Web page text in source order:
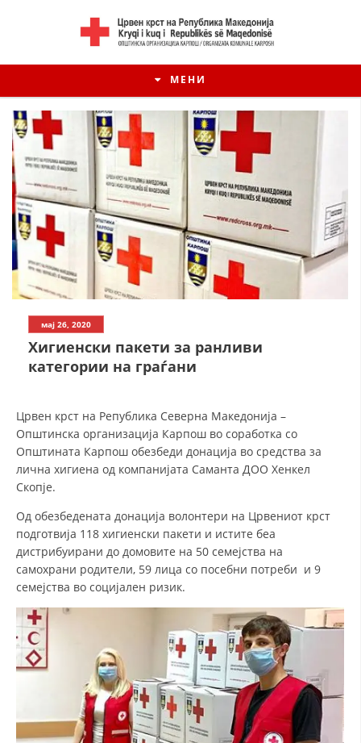
МЕНИ
СТРАТЕГИИ
ЕДУКАТИВНО ИНФОРМАТИВНИ МАТЕРИЈАЛИ
БРОШУРИ
ПРЕЗЕНТАЦИИ
мај 26, 2020
Хигиенски пакети за ранливи
категории на граѓани
Црвен крст на Република Северна Македонија –
Општинска организација Карпош во соработка со
Општината Карпош обезбеди донација во средства за
лична хигиена од компанијата Саманта ДОО Хенкел
Скопје.
Од обезбедената донација волонтери на Црвениот крст
подготвија 118 хигиенски пакети и истите беа
дистрибуирани до домовите на 50 семејства на
самохрани родители, 59 лица со посебни потреби и 9
семејства во социјален ризик.